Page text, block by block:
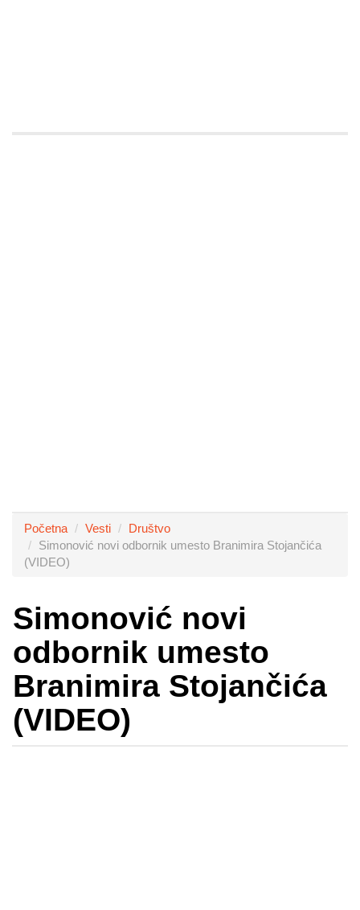
Početna Vesti
Društvo
Simonović novi odbornik umesto Branimira Stojančića
(VIDEO)
Simonović novi
odbornik umesto
Branimira Stojančića
(VIDEO)